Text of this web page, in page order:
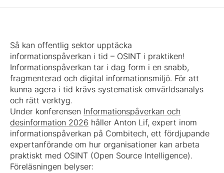
Så kan offentlig sektor upptäcka
informationspåverkan i tid – OSINT i praktiken!
Informationspåverkan tar i dag form i en snabb,
fragmenterad och digital informationsmiljö. För att
kunna agera i tid krävs systematisk omvärldsanalys
och rätt verktyg.
Under konferensen Informationspåverkan och
desinformation 2026 håller Anton Lif, expert inom
informationspåverkan på Combitech, ett fördjupande
expertanförande om hur organisationer kan arbeta
praktiskt med OSINT (Open Source Intelligence).
Föreläsningen belyser: